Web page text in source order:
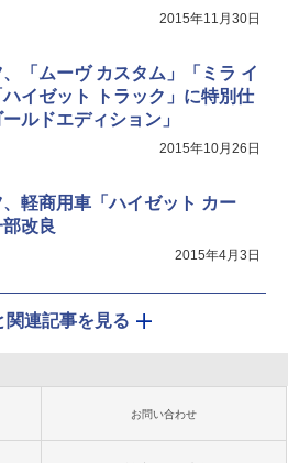
2015年11月30日
「ムーヴ カスタム」「ミラ イ
イゼット トラック」に特別仕
ルドエディション」
2015年10月26日
軽商用車「ハイゼット カー
改良
2015年4月3日
関連記事を見る
お問い合わせ